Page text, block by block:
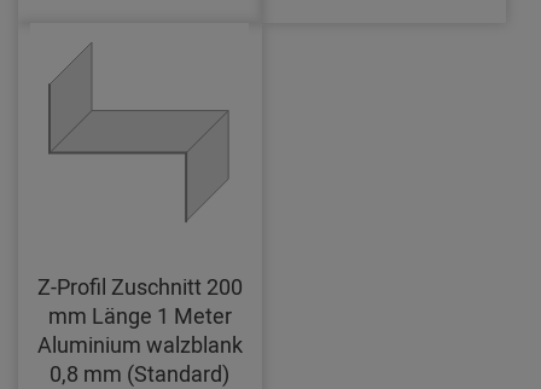
Z-Profil Zuschnitt 200
mm Länge 1 Meter
Aluminium walzblank
0,8 mm (Standard)